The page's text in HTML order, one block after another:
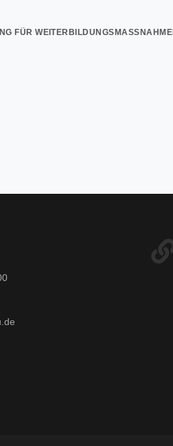
FÜR WEITERBILDUNGSMASSNAHMEN